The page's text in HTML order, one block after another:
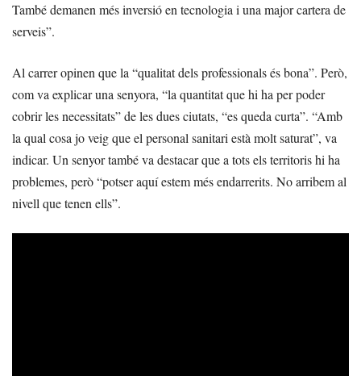
També demanen més inversió en tecnologia i una major cartera de
serveis”.
Al carrer opinen que la “qualitat dels professionals és bona”. Però,
com va explicar una senyora, “la quantitat que hi ha per poder
cobrir les necessitats” de les dues ciutats, “es queda curta”. “Amb
la qual cosa jo veig que el personal sanitari està molt saturat”, va
indicar. Un senyor també va destacar que a tots els territoris hi ha
problemes, però “potser aquí estem més endarrerits. No arribem al
nivell que tenen ells”.